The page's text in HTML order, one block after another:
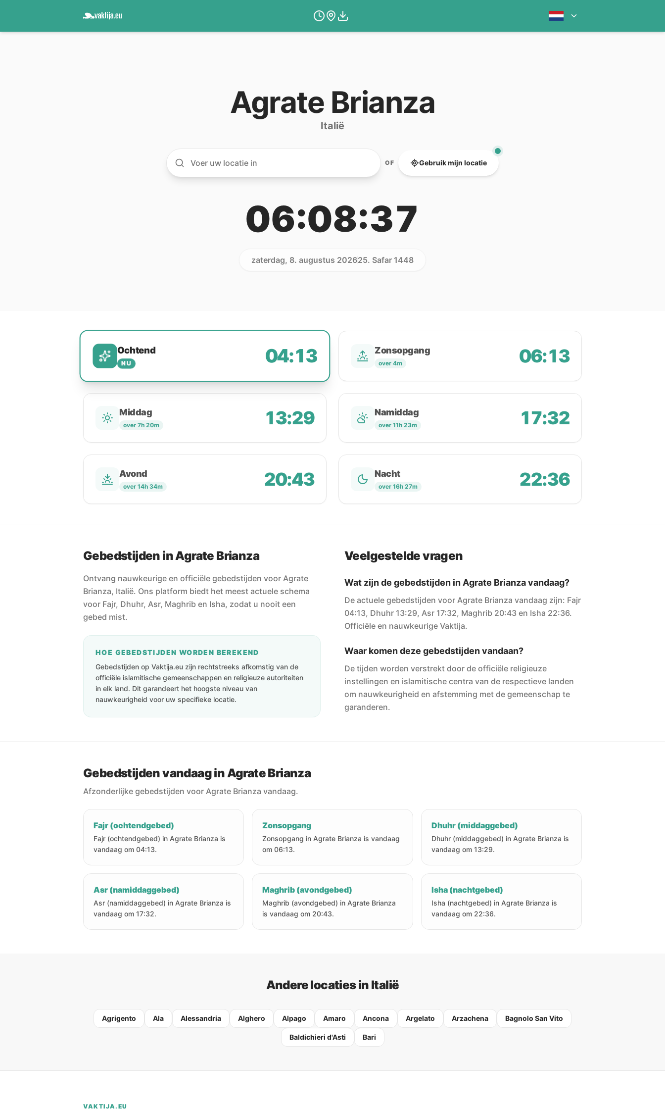
Agrate Brianza
Italië
OF Gebruik mijn locatie
06:08:37
zaterdag, 8. augustus 202625. Safar 1448
Ochtend
NU 04:13 Zonsopgang
over 4m 06:13
Middag
over 7h 20m 13:29 Namiddag
over 11h 23m 17:32
Avond
over 14h 34m 20:43 Nacht
over 16h 27m 22:36
Gebedstijden in Agrate Brianza
Ontvang nauwkeurige en officiële gebedstijden voor Agrate
Brianza, Italië. Ons platform biedt het meest actuele schema
voor Fajr, Dhuhr, Asr, Maghrib en Isha, zodat u nooit een
gebed mist.
HOE GEBEDSTIJDEN WORDEN BEREKEND
Gebedstijden op Vaktija.eu zijn rechtstreeks afkomstig van de
officiële islamitische gemeenschappen en religieuze autoriteiten
in elk land. Dit garandeert het hoogste niveau van
nauwkeurigheid voor uw specifieke locatie.
Veelgestelde vragen
Wat zijn de gebedstijden in Agrate Brianza vandaag?
De actuele gebedstijden voor Agrate Brianza vandaag zijn: Fajr
04:13, Dhuhr 13:29, Asr 17:32, Maghrib 20:43 en Isha 22:36.
Officiële en nauwkeurige Vaktija.
Waar komen deze gebedstijden vandaan?
De tijden worden verstrekt door de officiële religieuze
instellingen en islamitische centra van de respectieve landen
om nauwkeurigheid en afstemming met de gemeenschap te
garanderen.
Gebedstijden vandaag in Agrate Brianza
Afzonderlijke gebedstijden voor Agrate Brianza vandaag.
Fajr (ochtendgebed)
Fajr (ochtendgebed) in Agrate Brianza is
vandaag om 04:13.
Zonsopgang
Zonsopgang in Agrate Brianza is vandaag
om 06:13.
Dhuhr (middaggebed)
Dhuhr (middaggebed) in Agrate Brianza is
vandaag om 13:29.
Asr (namiddaggebed)
Asr (namiddaggebed) in Agrate Brianza is
vandaag om 17:32.
Maghrib (avondgebed)
Maghrib (avondgebed) in Agrate Brianza
is vandaag om 20:43.
Isha (nachtgebed)
Isha (nachtgebed) in Agrate Brianza is
vandaag om 22:36.
Andere locaties in Italië
Agrigento Ala Alessandria Alghero Alpago Amaro Ancona Argelato Arzachena Bagnolo San Vito
Baldichieri d'Asti Bari
VAKTIJA.EU